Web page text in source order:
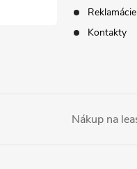
Reklamácie
Kontakty
Nákup na